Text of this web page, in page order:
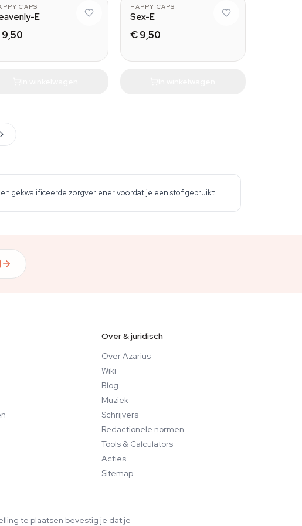
CAPS
E
HAPPY CAPS
Sex-E
€ 9,50
gekwalificeerde zorgverlener voordat je een stof gebruikt.
Over & juridisch
Over Azarius
Wiki
Blog
Muziek
Schrijvers
Redactionele normen
Tools & Calculators
Acties
Sitemap
te plaatsen bevestig je dat je